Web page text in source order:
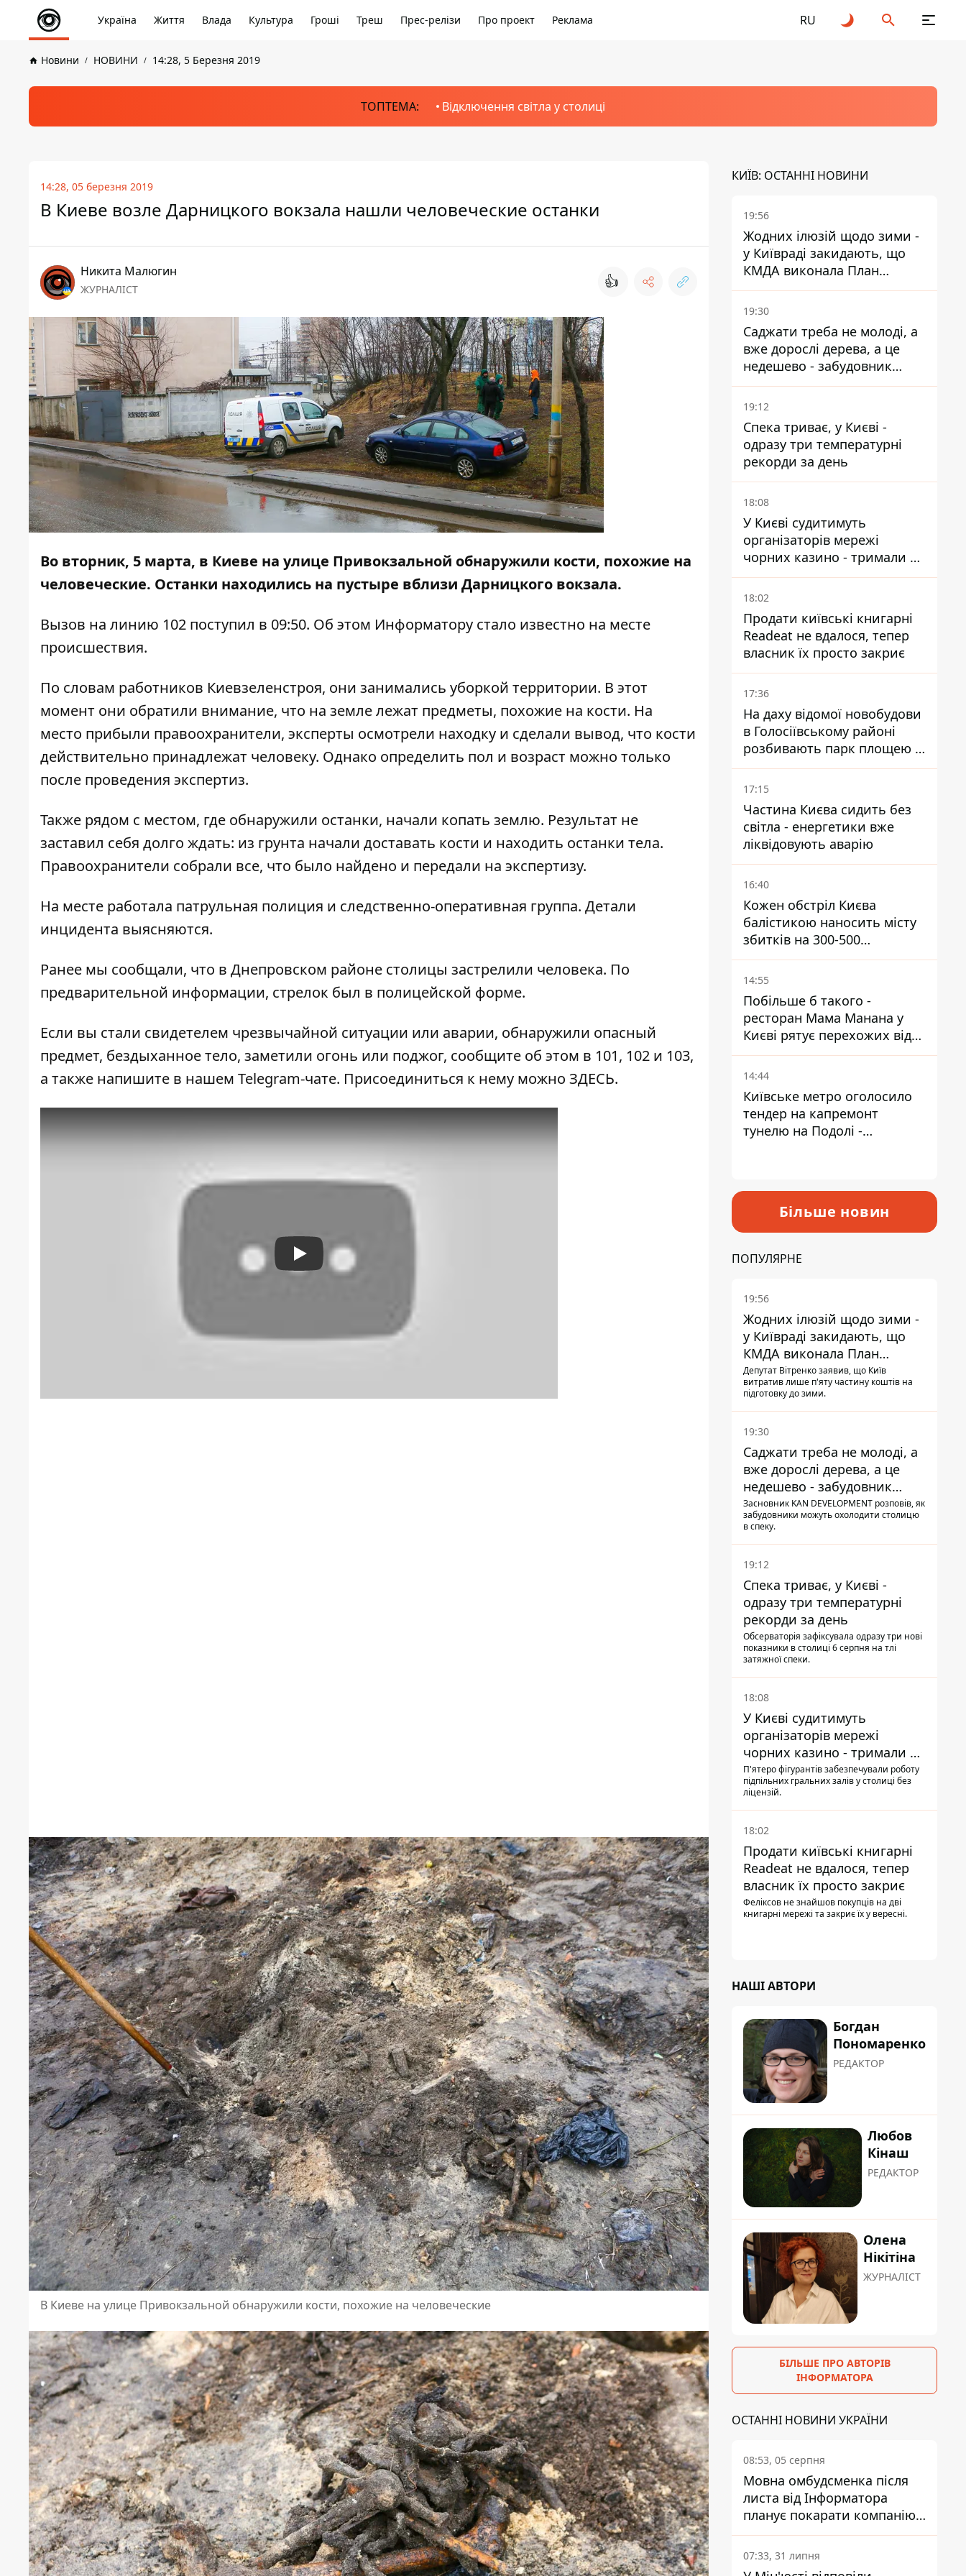
Україна Життя Влада Культура Гроші Треш Прес-релізи Про проект Реклама RU
Новини НОВИНИ 14:28, 5 Березня 2019
ТОПТЕМА: Відключення світла у столиці
14:28, 05 березня 2019
В Киеве возле Дарницкого вокзала нашли человеческие останки
Никита Малюгин
ЖУРНАЛІСТ 👍
Во вторник, 5 марта, в Киеве на улице Привокзальной обнаружили кости, похожие на
человеческие. Останки находились на пустыре вблизи Дарницкого вокзала.
Вызов на линию 102 поступил в 09:50. Об этом Информатору стало известно на месте
происшествия.
По словам работников Киевзеленстроя, они занимались уборкой территории. В этот
момент они обратили внимание, что на земле лежат предметы, похожие на кости. На
место прибыли правоохранители, эксперты осмотрели находку и сделали вывод, что кости
действительно принадлежат человеку. Однако определить пол и возраст можно только
после проведения экспертиз.
Также рядом с местом, где обнаружили останки, начали копать землю. Результат не
заставил себя долго ждать: из грунта начали доставать кости и находить останки тела.
Правоохранители собрали все, что было найдено и передали на экспертизу.
На месте работала патрульная полиция и следственно-оперативная группа. Детали
инцидента выясняются.
Ранее мы сообщали, что в Днепровском районе столицы застрелили человека. По
предварительной информации, стрелок был в полицейской форме.
Если вы стали свидетелем чрезвычайной ситуации или аварии, обнаружили опасный
предмет, бездыханное тело, заметили огонь или поджог, сообщите об этом в 101, 102 и 103,
а также напишите в нашем Telegram-чате. Присоединиться к нему можно ЗДЕСЬ.
Play
В Киеве на улице Привокзальной обнаружили кости, похожие на человеческие
КИЇВ: ОСТАННІ НОВИНИ
19:56
Жодних ілюзій щодо зими -
у Київраді закидають, що
КМДА виконала План
стійкості на 20%
19:30
Саджати треба не молоді, а
вже дорослі дерева, а це
недешево - забудовник
Ніконов
19:12
Спека триває, у Києві -
одразу три температурні
рекорди за день
18:08
У Києві судитимуть
організаторів мережі
чорних казино - тримали 39
закладів
18:02
Продати київські книгарні
Readeat не вдалося, тепер
власник їх просто закриє
17:36
На даху відомої новобудови
в Голосіївському районі
розбивають парк площею в
гектар
17:15
Частина Києва сидить без
світла - енергетики вже
ліквідовують аварію
16:40
Кожен обстріл Києва
балістикою наносить місту
збитків на 300-500
мільйонів - Петро
Пантелеєв
14:55
Побільше б такого -
ресторан Мама Манана у
Києві рятує перехожих від
спеки
14:44
Київське метро оголосило
тендер на капремонт
тунелю на Подолі -
Більше новин
ПОПУЛЯРНЕ
19:56
Жодних ілюзій щодо зими -
у Київраді закидають, що
КМДА виконала План
стійкості на 20%
Депутат Вітренко заявив, що Київ
витратив лише п'яту частину коштів на
підготовку до зими.
19:30
Саджати треба не молоді, а
вже дорослі дерева, а це
недешево - забудовник
Ніконов
Засновник KAN DEVELOPMENT розповів, як
забудовники можуть охолодити столицю
в спеку.
19:12
Спека триває, у Києві -
одразу три температурні
рекорди за день
Обсерваторія зафіксувала одразу три нові
показники в столиці 6 серпня на тлі
затяжної спеки.
18:08
У Києві судитимуть
організаторів мережі
чорних казино - тримали 39
закладів
П'ятеро фігурантів забезпечували роботу
підпільних гральних залів у столиці без
ліцензій.
18:02
Продати київські книгарні
Readeat не вдалося, тепер
власник їх просто закриє
Феліксов не знайшов покупців на дві
книгарні мережі та закриє їх у вересні.
НАШІ АВТОРИ
Богдан
Пономаренко
РЕДАКТОР
Любов
Кінаш
РЕДАКТОР
Олена
Нікітіна
ЖУРНАЛІСТ
БІЛЬШЕ ПРО АВТОРІВ
ІНФОРМАТОРА
ОСТАННІ НОВИНИ УКРАЇНИ
08:53, 05 серпня
Мовна омбудсменка після
листа від Інформатора
планує покарати компанію-
підрядника ПриватБанку
07:33, 31 липня